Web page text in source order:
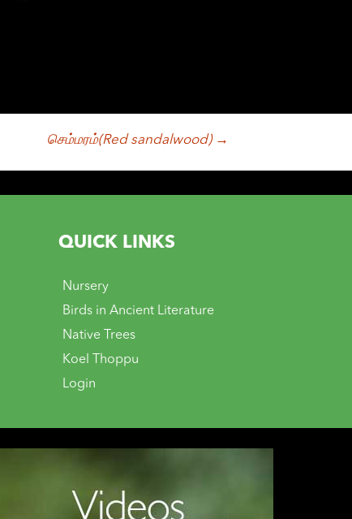
செம்மரம்(Red sandalwood) →
QUICK LINKS
Nursery
Birds in Ancient Literature
Native Trees
Koel Thoppu
Login